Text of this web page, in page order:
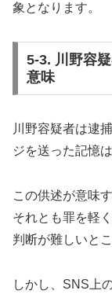
象となります。
5-3. 川野容
意味
川野容疑者は逮
ジを送った記憶
この供述が意味
それとも罪を軽
判断が難しいとこ
しかし、SNS上